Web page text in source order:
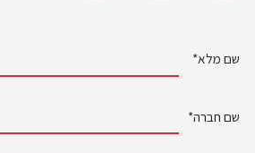
שם מלא*
שם חברה*